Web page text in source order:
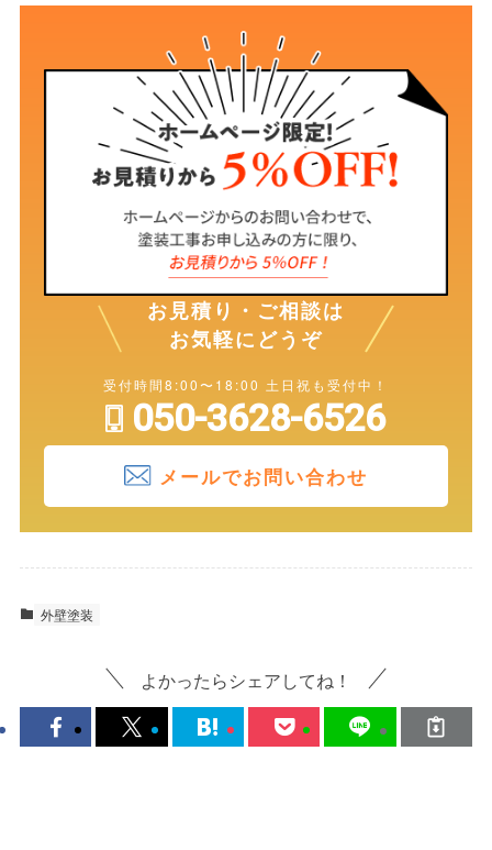
お見積り・ご相談は
お気軽にどうぞ
受付時間8:00〜18:00 土日祝も受付中！
050-3628-6526
メールでお問い合わせ
外壁塗装
よかったらシェアしてね！